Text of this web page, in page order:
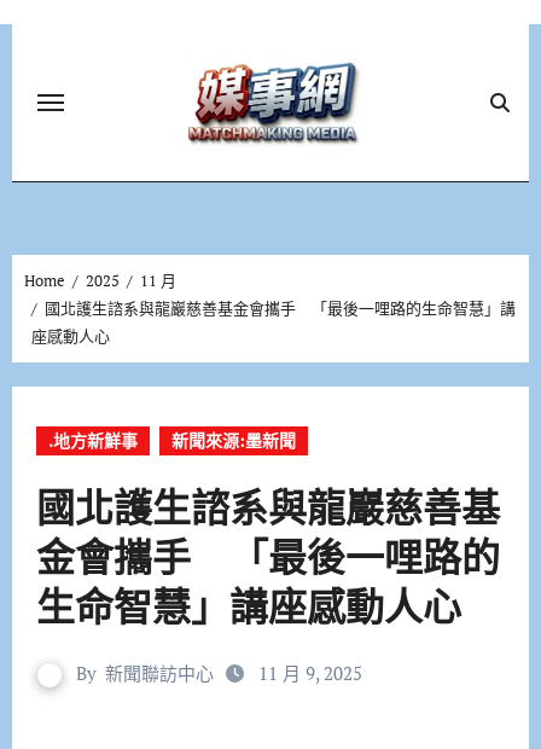
Home 2025
11 月
國北護生諮系與龍巖慈善基金會攜手 「最後一哩路的生命智慧」講
座感動人心
.地方新鮮事 新聞來源:墨新聞
國北護生諮系與龍巖慈善基
金會攜手 「最後一哩路的
生命智慧」講座感動人心
By 新聞聯訪中心 11 月 9, 2025